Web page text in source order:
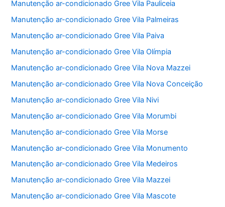
Manutenção ar-condicionado Gree Vila Pauliceia
Manutenção ar-condicionado Gree Vila Palmeiras
Manutenção ar-condicionado Gree Vila Paiva
Manutenção ar-condicionado Gree Vila Olímpia
Manutenção ar-condicionado Gree Vila Nova Mazzei
Manutenção ar-condicionado Gree Vila Nova Conceição
Manutenção ar-condicionado Gree Vila Nivi
Manutenção ar-condicionado Gree Vila Morumbi
Manutenção ar-condicionado Gree Vila Morse
Manutenção ar-condicionado Gree Vila Monumento
Manutenção ar-condicionado Gree Vila Medeiros
Manutenção ar-condicionado Gree Vila Mazzei
Manutenção ar-condicionado Gree Vila Mascote